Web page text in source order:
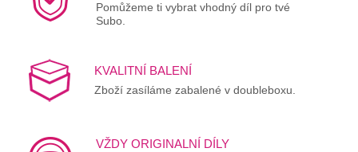
Pomůžeme ti vybrat vhodný díl pro tvé
Subo.
KVALITNÍ BALENÍ
Zboží zasíláme zabalené v doubleboxu.
VŽDY ORIGINALNÍ DÍLY